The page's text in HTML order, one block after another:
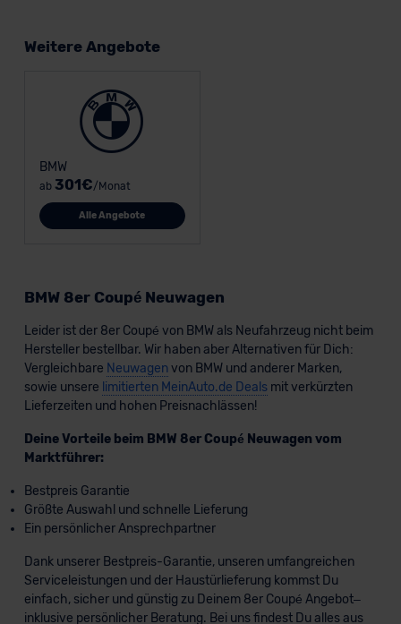
Weitere Angebote
BMW
ab 301€/Monat
Alle Angebote
BMW 8er Coupé Neuwagen
Leider ist der 8er Coupé von BMW als Neufahrzeug nicht beim
Hersteller bestellbar. Wir haben aber Alternativen für Dich:
Vergleichbare Neuwagenvon BMW und anderer Marken,
sowie unsere limitierten MeinAuto.de Dealsmit verkürzten
Lieferzeiten und hohen Preisnachlässen!
Deine Vorteile beim BMW 8er Coupé Neuwagen vom
Marktführer:
Bestpreis Garantie
Größte Auswahl und schnelle Lieferung
Ein persönlicher Ansprechpartner
Dank unserer Bestpreis-Garantie, unseren umfangreichen
Serviceleistungen und der Haustürlieferung kommst Du
einfach, sicher und günstig zu Deinem 8er Coupé Angebot–
inklusive persönlicher Beratung. Bei uns findest Du alles aus